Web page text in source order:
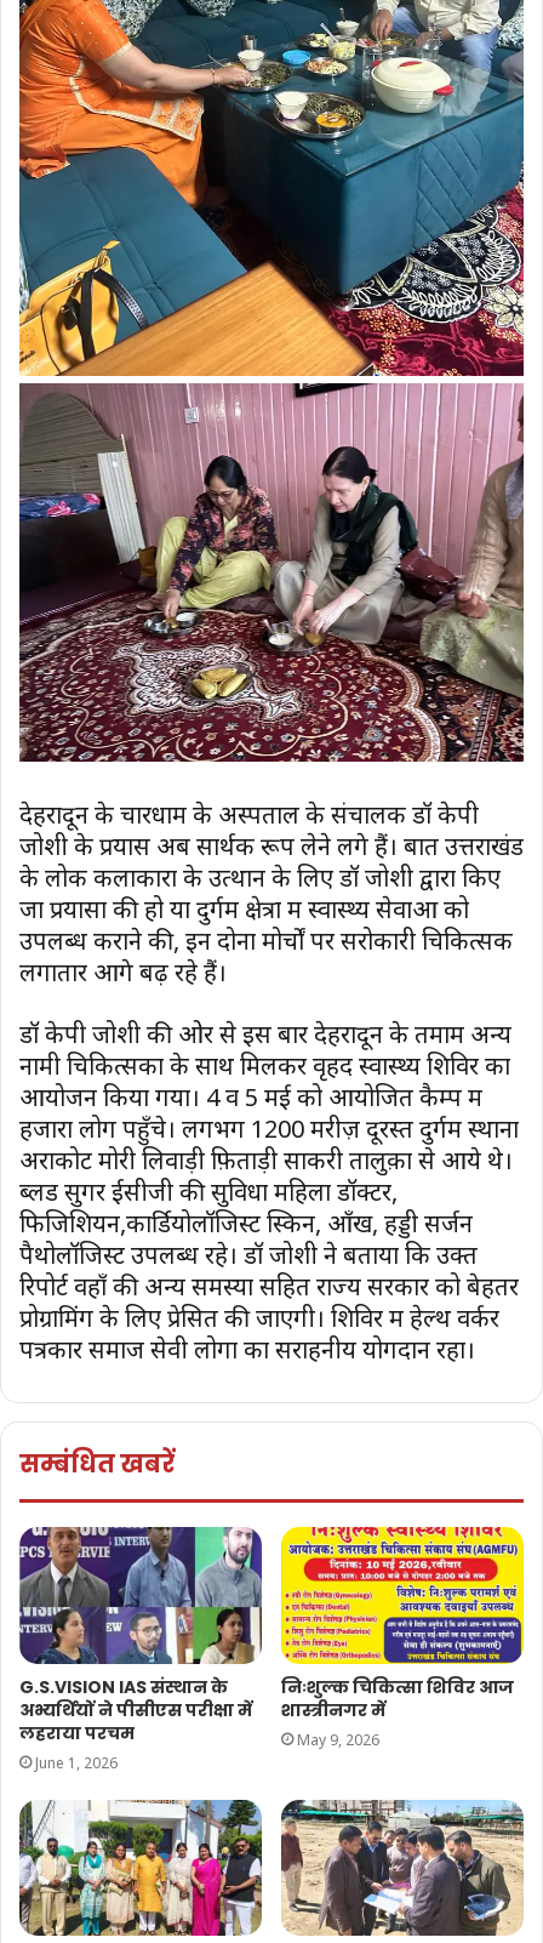
देहरादून के चारधाम के अस्पताल के संचालक डॉ केपी
जोशी के प्रयास अब सार्थक रूप लेने लगे हैं। बात उत्तराखंड
के लोक कलाकारों के उत्थान के लिए डॉ जोशी द्वारा किए
जा प्रयासों की हो या दुर्गम क्षेत्रों में स्वास्थ्य सेवाओं को
उपलब्ध कराने की, इन दोनों मोर्चों पर सरोकारी चिकित्सक
लगातार आगे बढ़ रहे हैं।
डॉ केपी जोशी की ओर से इस बार देहरादून के तमाम अन्य
नामी चिकित्सकों के साथ मिलकर वृहद स्वास्थ्य शिविर का
आयोजन किया गया। 4 व 5 मई को आयोजित कैम्प में
हजारों लोग पहुँचे। लगभग 1200 मरीज़ दूरस्त दुर्गम स्थानों
अराकोट मोरी लिवाड़ी फ़िताड़ी साकरी तालुक़ा से आये थे।
ब्लड सुगर ईसीजी की सुविधा महिला डॉक्टर,
फिजिशियन,कार्डियोलॉजिस्ट स्किन, आँख, हड्डी सर्जन
पैथोलॉजिस्ट उपलब्ध रहे। डॉ जोशी ने बताया कि उक्त
रिपोर्ट वहाँ की अन्य समस्या सहित राज्य सरकार को बेहतर
प्रोग्रामिंग के लिए प्रेसित की जाएगी। शिविर में हेल्थ वर्कर
पत्रकार समाज सेवी लोगों का सराहनीय योगदान रहा।
सम्बंधित खबरें
G.S.VISION IAS संस्थान के
अभ्यर्थियों ने पीसीएस परीक्षा में
लहराया परचम
June 1, 2026
निःशुल्क चिकित्सा शिविर आज
शास्त्रीनगर में
May 9, 2026